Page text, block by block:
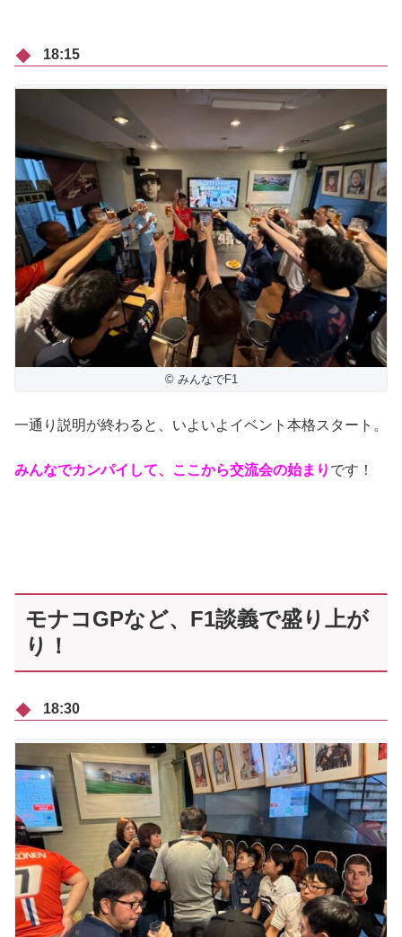
18:15
© みんなでF1
一通り説明が終わると、いよいよイベント本格スタート。
みんなでカンパイして、ここから交流会の始まり です！
モナコGPなど、F1談義で盛り上が
り！
18:30